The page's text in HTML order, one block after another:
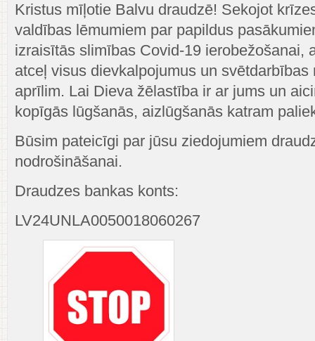
Kristus mīļotie Balvu draudzē! Sekojot
valdības lēmumiem par papildus
izraisītās slimības Covid-19 ierobežošanai,
atceļ visus dievkalpojumus un
aprīlim. Lai Dieva žēlastība ir ar jums un
kopīgās lūgšanās, aizlūgšanās katram
Būsim pateicīgi par jūsu ziedojumiem
nodrošināšanai.
Draudzes bankas konts:
LV24UNLA0050018060267